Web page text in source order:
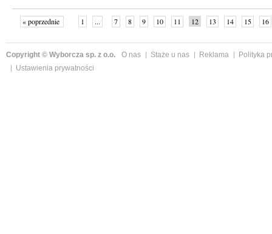
« poprzednie 1 ... 7 8 9 10 11 12 13 14 15 16
Copyright © Wyborcza sp. z o.o. O nas Staże u nas Reklama
Polityka
Ustawienia prywatności